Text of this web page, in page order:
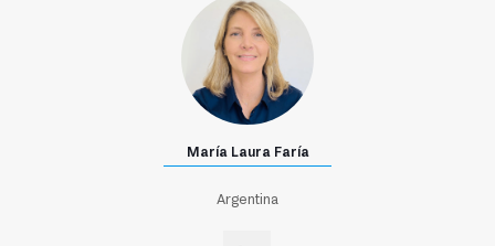
María Laura Faría
Argentina